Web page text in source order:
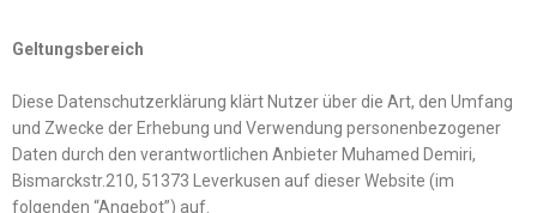
Geltungsbereich
Diese Datenschutzerklärung klärt Nutzer über die Art, den Umfang
und Zwecke der Erhebung und Verwendung personenbezogener
Daten durch den verantwortlichen Anbieter Muhamed Demiri,
Bismarckstr.210, 51373 Leverkusen auf dieser Website (im
folgenden “Angebot”) auf.